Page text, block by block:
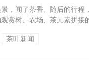
，闻了茶香。随后的行程
观赏树、农场、茶元素拼
茶叶新闻